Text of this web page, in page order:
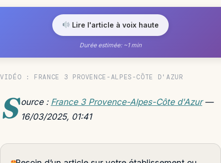
Lire l'article à voix haute
Durée estimée: ~1 min
VIDÉO : FRANCE 3 PROVENCE-ALPES-CÔTE D'AZUR
S ource : France 3 Provence-Alpes-Côte d'Azur—
16/03/2025, 01:41